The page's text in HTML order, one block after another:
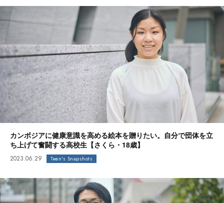
カンボジアに健康意識を高める絵本を贈りたい。自分で団体を立
ち上げて奮闘する高校生【さくら・18歳】
2023.06.29 Teen's Snapshots